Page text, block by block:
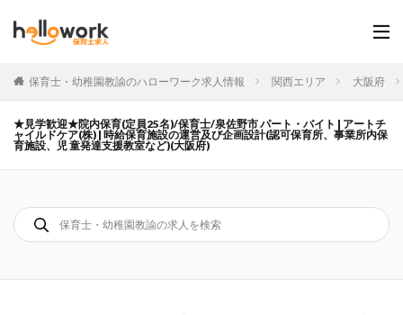
保育士・幼稚園教諭のハローワーク求人情報 関西エリア 大阪府
★見学歓迎★院内保育(定員25名)/保育士/泉佐野市 パート・バイト | アートチ
ャイルドケア(株) | 時給保育施設の運営及び企画設計(認可保育所、事業所内保
育施設、児 童発達支援教室など)(大阪府)